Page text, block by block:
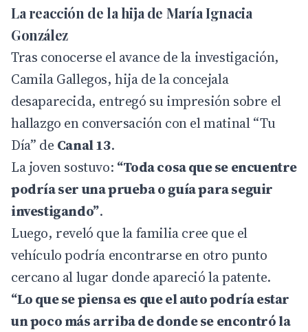
La reacción de la hija de María Ignacia
González
Tras conocerse el avance de la investigación,
Camila Gallegos, hija de la concejala
desaparecida, entregó su impresión sobre el
hallazgo en conversación con el matinal “Tu
Día” de Canal 13.
La joven sostuvo: “Toda cosa que se encuentre
podría ser una prueba o guía para seguir
investigando”.
Luego, reveló que la familia cree que el
vehículo podría encontrarse en otro punto
cercano al lugar donde apareció la patente.
“Lo que se piensa es que el auto podría estar
un poco más arriba de donde se encontró la